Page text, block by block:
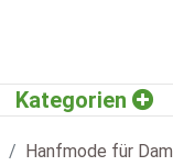
Hanfmode für